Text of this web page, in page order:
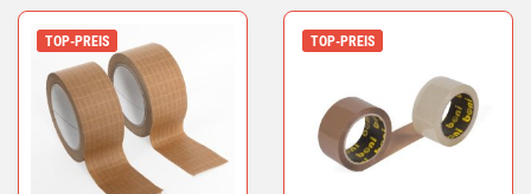
TOP-PREIS TOP-PREIS